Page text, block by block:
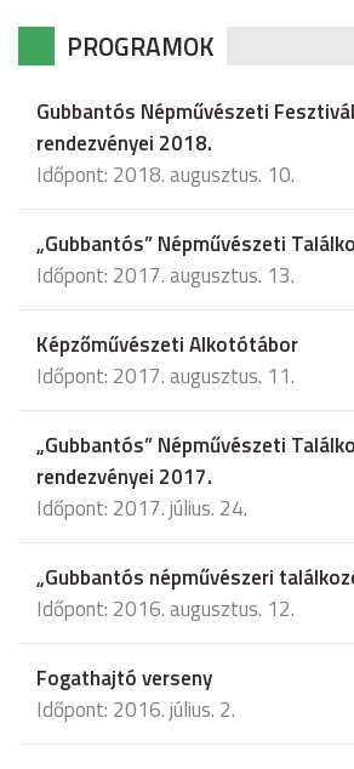
PROGRAMOK
Gubbantós Népművészeti
rendezvényei 2018.
Időpont: 2018. augusztus. 10.
„Gubbantós” Népművészeti
Időpont: 2017. augusztus. 13.
Képzőművészeti Alkotótábor
Időpont: 2017. augusztus. 11.
„Gubbantós” Népművészeti
rendezvényei 2017.
Időpont: 2017. július. 24.
„Gubbantós népművészeri
Időpont: 2016. augusztus. 12.
Fogathajtó verseny
Időpont: 2016. július. 2.